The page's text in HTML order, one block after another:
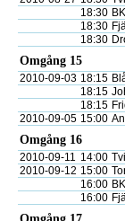
18:30
18:30
18:30
Omgång 15
2010-09-03 18:15
18:15
18:15
2010-09-05 15:00
Omgång 16
2010-09-11 14:00
2010-09-12 15:00
16:00
16:00